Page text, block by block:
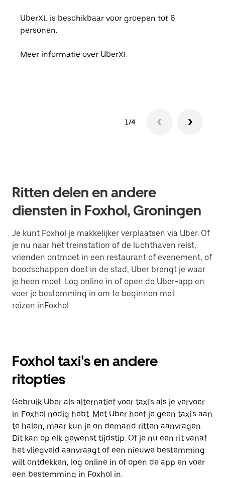
UberXL is beschikbaar voor groepen tot 6
personen.
Meer informatie over UberXL
1/4
Ritten delen en andere
diensten in Foxhol, Groningen
Je kunt Foxhol je makkelijker verplaatsen via Uber. Of
je nu naar het treinstation of de luchthaven reist,
vrienden ontmoet in een restaurant of evenement, of
boodschappen doet in de stad, Uber brengt je waar
je heen moet. Log online in of open de Uber-app en
voer je bestemming in om te beginnen met
reizen inFoxhol.
Foxhol taxi's en andere
ritopties
Gebruik Uber als alternatief voor taxi's als je vervoer
in Foxhol nodig hebt. Met Uber hoef je geen taxi's aan
te halen, maar kun je on demand ritten aanvragen.
Dit kan op elk gewenst tijdstip. Of je nu een rit vanaf
het vliegveld aanvraagt of een nieuwe bestemming
wilt ontdekken, log online in of open de app en voer
een bestemming in Foxhol in.